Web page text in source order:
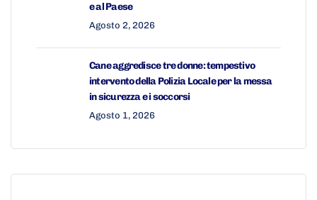
e al Paese
Agosto 2, 2026
Cane aggredisce tre donne: tempestivo
intervento della Polizia Locale per la messa
in sicurezza e i soccorsi
Agosto 1, 2026